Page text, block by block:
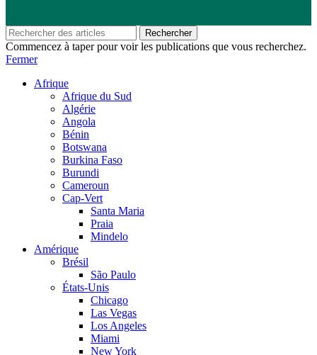
Rechercher
Commencez à taper pour voir les publications que vous recherchez.
Fermer
Afrique
Afrique du Sud
Algérie
Angola
Bénin
Botswana
Burkina Faso
Burundi
Cameroun
Cap-Vert
Santa Maria
Praia
Mindelo
Amérique
Brésil
São Paulo
États-Unis
Chicago
Las Vegas
Los Angeles
Miami
New York